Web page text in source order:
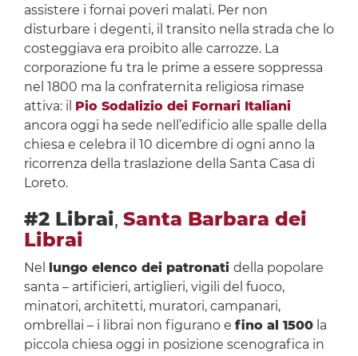
assistere i fornai poveri malati. Per non
disturbare i degenti, il transito nella strada che lo
costeggiava era proibito alle carrozze. La
corporazione fu tra le prime a essere soppressa
nel 1800 ma la confraternita religiosa rimase
attiva: il Pio Sodalizio dei Fornari Italiani
ancora oggi ha sede nell’edificio alle spalle della
chiesa e celebra il 10 dicembre di ogni anno la
ricorrenza della traslazione della Santa Casa di
Loreto.
#2 Librai, Santa Barbara dei
Librai
Nel lungo elenco dei patronati della popolare
santa – artificieri, artiglieri, vigili del fuoco,
minatori, architetti, muratori, campanari,
ombrellai – i librai non figurano e fino al 1500la
piccola chiesa oggi in posizione scenografica in